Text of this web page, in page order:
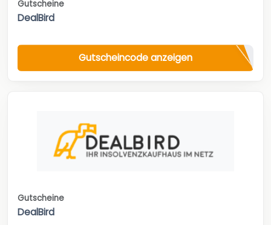
Gutscheine
DealBird
Gutscheincode anzeigen
Gutscheine
DealBird